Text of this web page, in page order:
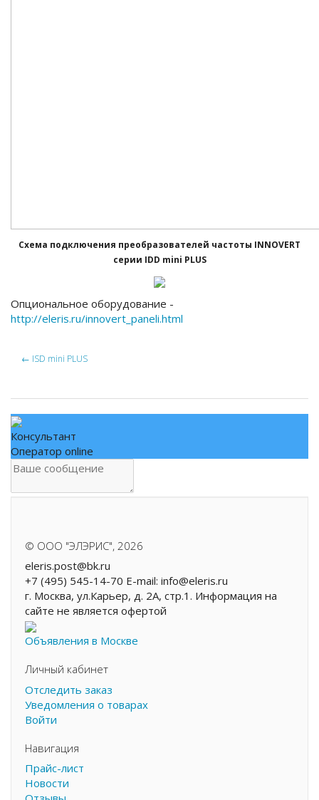
Схема подключения преобразователей частоты INNOVERT
серии IDD mini PLUS
Опциональное оборудование -
http://eleris.ru/innovert_paneli.html
← ISD mini PLUS
Консультант
Оператор online
© ООО "ЭЛЭРИС", 2026
eleris.post@bk.ru
+7 (495) 545-14-70 E-mail: info@eleris.ru
г. Москва, ул.Карьер, д. 2А, стр.1. Информация на
сайте не является офертой
Объявления в Москве
Личный кабинет
Отследить заказ
Уведомления о товарах
Войти
Навигация
Прайс-лист
Новости